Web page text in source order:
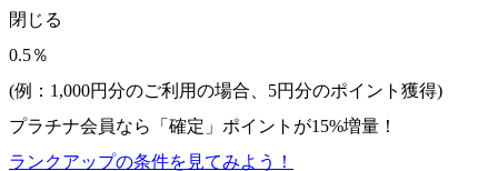
閉じる
0.5％
(例：1,000円分のご利用の場合、 5円分のポイント獲得)
プラチナ会員なら
「確定」 ポイントが15%増量！
ランクアップの条件を見てみよう！